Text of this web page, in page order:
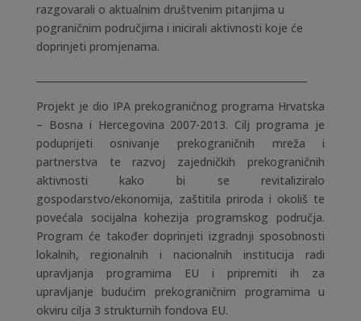
razgovarali o aktualnim društvenim pitanjima u
pograničnim područjima i inicirali aktivnosti koje će
doprinjeti promjenama.
Projekt je dio IPA prekograničnog programa Hrvatska
– Bosna i Hercegovina 2007-2013. Cilj programa je
poduprijeti osnivanje prekograničnih mreža i
partnerstva te razvoj zajedničkih prekograničnih
aktivnosti kako bi se revitaliziralo
gospodarstvo/ekonomija, zaštitila priroda i okoliš te
povećala socijalna kohezija programskog područja.
Program će također doprinjeti izgradnji sposobnosti
lokalnih, regionalnih i nacionalnih institucija radi
upravljanja programima EU i pripremiti ih za
upravljanje budućim prekograničnim programima u
okviru cilja 3 strukturnih fondova EU.